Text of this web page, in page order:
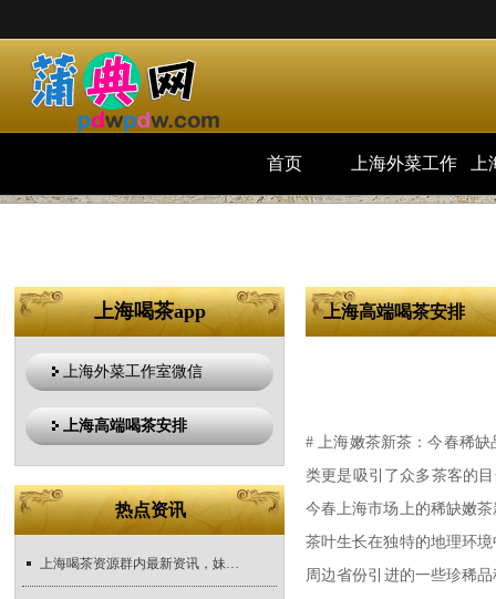
首页 上海外菜工作
上海喝茶app
上海外菜工作室微信
上海高端喝茶安排
热点资讯
上海喝茶资源群内最新资讯，妹子们速来了解
上海高端喝茶安排
# 上海嫩茶新茶：今春稀
类更是吸引了众多茶客的
今春上海市场上的稀缺嫩
茶叶生长在独特的地理环
周边省份引进的一些珍稀